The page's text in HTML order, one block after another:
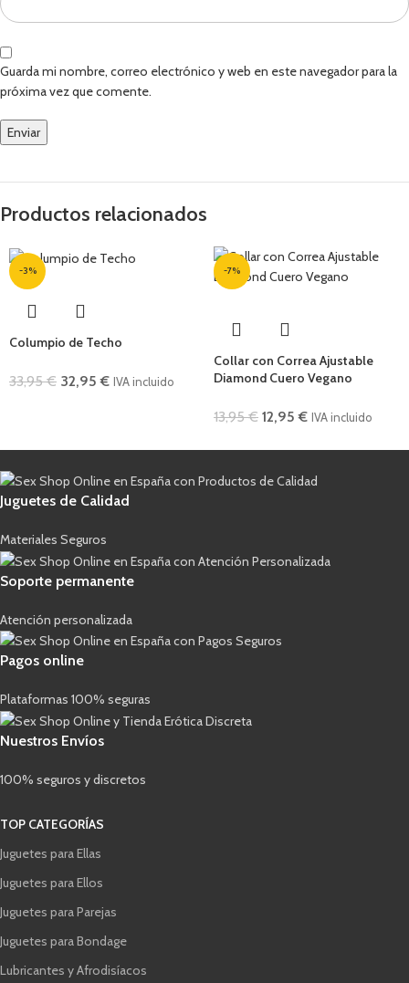
Guarda mi nombre, correo electrónico y web en este navegador para la
próxima vez que comente.
Productos relacionados
-3%
Columpio de Techo
33,95€ 32,95€ IVA incluido
-7%
Collar con Correa Ajustable
Diamond Cuero Vegano
13,95€ 12,95€ IVA incluido
Juguetes de Calidad
Materiales Seguros
Soporte permanente
Atención personalizada
Pagos online
Plataformas 100% seguras
Nuestros Envíos
100% seguros y discretos
TOP CATEGORÍAS
Juguetes para Ellas
Juguetes para Ellos
Juguetes para Parejas
Juguetes para Bondage
Lubricantes y Afrodisíacos